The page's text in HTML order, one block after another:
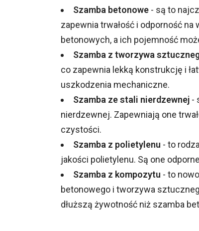
Szamba betonowe - są to
zapewnia trwałość i odporność
betonowych, a ich pojemność
Szamba z tworzywa
co zapewnia lekką konstrukcję i
uszkodzenia mechaniczne.
Szamba ze stali nierdzewnej -
nierdzewnej. Zapewniają one
czystości.
Szamba z polietylenu - to
jakości polietylenu. Są one
Szamba z kompozytu - to
betonowego i tworzywa
dłuższą żywotność niż szamba